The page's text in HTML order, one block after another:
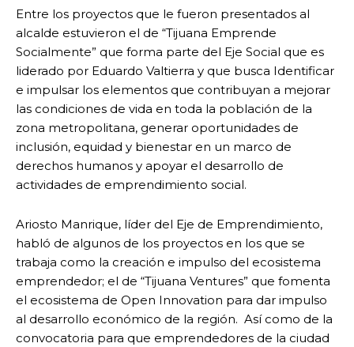
Entre los proyectos que le fueron presentados al
alcalde estuvieron el de “Tijuana Emprende
Socialmente” que forma parte del Eje Social que es
liderado por Eduardo Valtierra y que busca Identificar
e impulsar los elementos que contribuyan a mejorar
las condiciones de vida en toda la población de la
zona metropolitana, generar oportunidades de
inclusión, equidad y bienestar en un marco de
derechos humanos y apoyar el desarrollo de
actividades de emprendimiento social.
Ariosto Manrique, líder del Eje de Emprendimiento,
habló de algunos de los proyectos en los que se
trabaja como la creación e impulso del ecosistema
emprendedor; el de “Tijuana Ventures” que fomenta
el ecosistema de Open Innovation para dar impulso
al desarrollo económico de la región. Así como de la
convocatoria para que emprendedores de la ciudad